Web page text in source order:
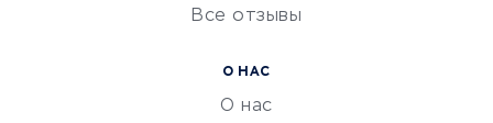
УСЛУГИ ДЛЯ БИЗНЕСАВсе отзывы
О НАС
О нас